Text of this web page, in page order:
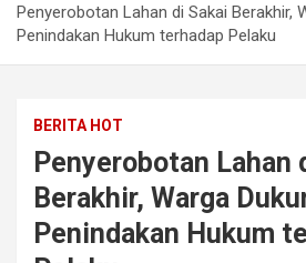
Penyerobotan Lahan di Sakai Berakhir,
Penindakan Hukum terhadap Pelaku
BERITA HOT
Penyerobotan Lahan
Berakhir, Warga
Penindakan Hukum